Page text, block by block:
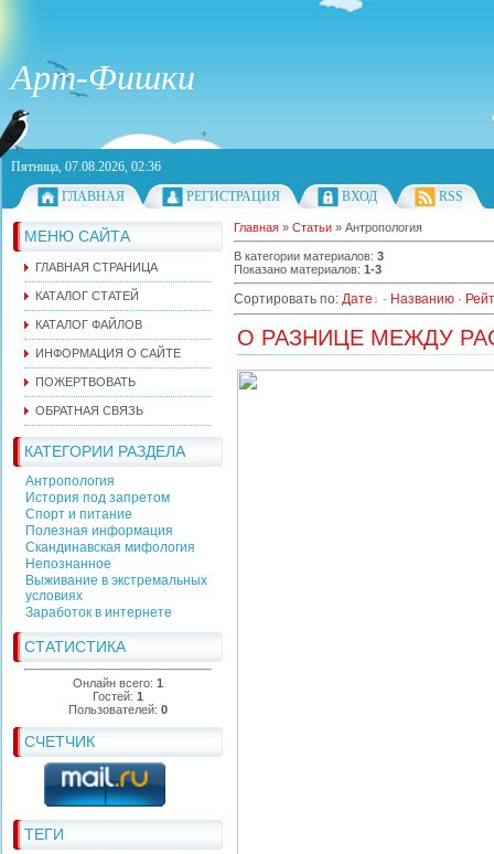
Арт-Фишки
Пятница, 07.08.2026, 02:36
ГЛАВНАЯ
РЕГИСТРАЦИЯ ВХОД RSS
МЕНЮ САЙТА
ГЛАВНАЯ СТРАНИЦА
КАТАЛОГ СТАТЕЙ
КАТАЛОГ ФАЙЛОВ
ИНФОРМАЦИЯ О САЙТЕ
ПОЖЕРТВОВАТЬ
ОБРАТНАЯ СВЯЗЬ
КАТЕГОРИИ РАЗДЕЛА
Антропология
История под запретом
Спорт и питание
Полезная информация
Скандинавская мифология
Непознанное
Выживание в экстремальных
условиях
Заработок в интернете
СТАТИСТИКА
Онлайн всего: 1
Гостей: 1
Пользователей: 0
СЧЕТЧИК
ТЕГИ
Главная » Статьи » Антропология
В категории материалов: 3
Показано материалов: 1-3
Сортировать по: Дате · Названию ·
О РАЗНИЦЕ МЕЖДУ